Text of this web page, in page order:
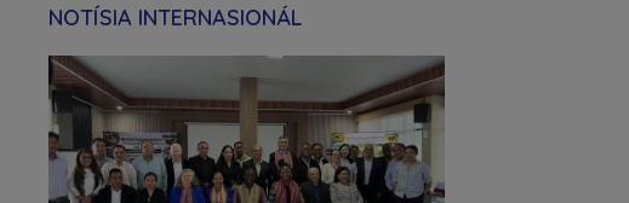
NOTÍSIA INTERNASIONÁL